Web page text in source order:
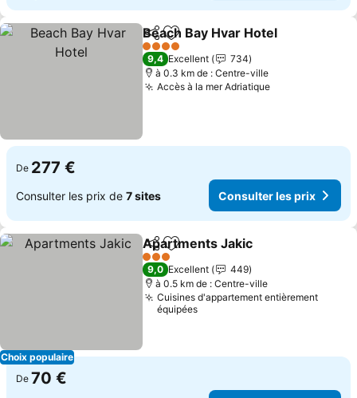
PartagerAjouter à mes favoris
Beach Bay Hvar Hotel
4 Étoiles
9,4 Excellent
734
à 0.3 km de : Centre-ville
Accès à la mer Adriatique
De 277 €
Consulter les prix de 7 sites Consulter les prix
Choix populaire
PartagerAjouter à mes favoris
Apartments Jakic
3 Étoiles
9,0 Excellent
449
à 0.5 km de : Centre-ville
Cuisines d'appartement entièrement
équipées
De 70 €